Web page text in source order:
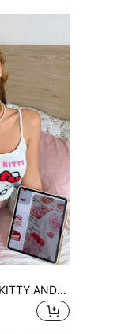
SweetSlumber HELLO KITTY AND FRIENDS | SHEIN Süßes & niedliches Cartoon-Muster Camisole & Shorts Kontrastfarben Damen Pyjama Set